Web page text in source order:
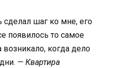
сделал шаг ко мне, его
появилось то самое
возникало, когда дело
— Квартира